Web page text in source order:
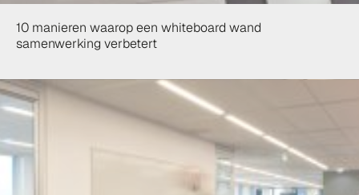
10 manieren waarop een whiteboard wand
samenwerking verbetert